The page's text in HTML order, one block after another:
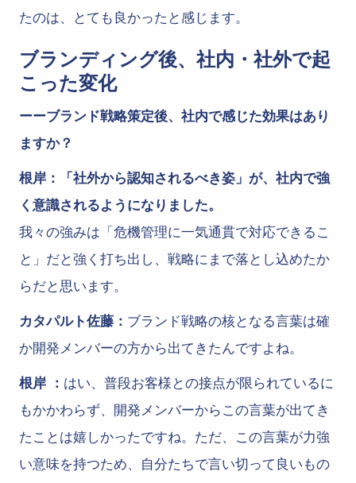
たのは、とても良かったと感じます。
ブランディング後、社内・社外で起
こった変化
ーーブランド戦略策定後、社内で感じた効果はあり
ますか？
根岸：「社外から認知されるべき姿」が、社内で強
く意識されるようになりました。
我々の強みは「危機管理に一気通貫で対応できるこ
と」だと強く打ち出し、戦略にまで落とし込めたか
らだと思います。
カタパルト佐藤： ブランド戦略の核となる言葉は確
か開発メンバーの方から出てきたんですよね。
根岸 ： はい、普段お客様との接点が限られているに
もかかわらず、開発メンバーからこの言葉が出てき
たことは嬉しかったですね。ただ、この言葉が力強
い意味を持つため、自分たちで言い切って良いもの